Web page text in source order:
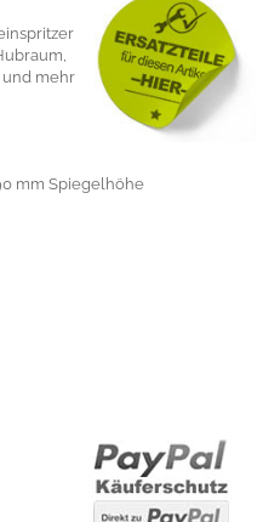
mehr
mm Spiegelhöhe